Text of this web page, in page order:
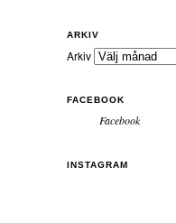
ARKIV
Arkiv
FACEBOOK
Facebook
INSTAGRAM